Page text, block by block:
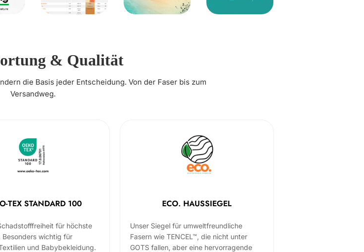
& Qualität
die Basis jeder Entscheidung. Von der Faser bis zum
Versandweg.
TEX STANDARD 100
für höchste
Besonders wichtig für
und Babybekleidung.
ECO. HAUSSIEGEL
Unser Siegel für umweltfreundliche
Fasern wie TENCEL™, die nicht unter
GOTS fallen, aber eine hervorragende